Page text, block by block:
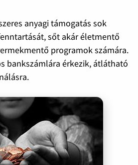
anyagi támogatás sok
sőt akár életmentő
programok számára.
bankszámlára érkezik, átlátható